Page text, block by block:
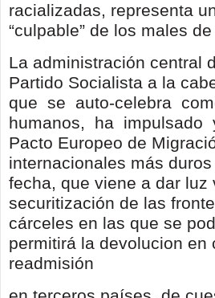
racializadas, representa
“culpable” de los males
La administración central
Partido Socialista a la
que se auto-celebra
humanos, ha impulsado
Pacto Europeo de
internacionales más
fecha, que viene a dar
securitización de las
cárceles en las que se
permitirá la devolucion
readmisión